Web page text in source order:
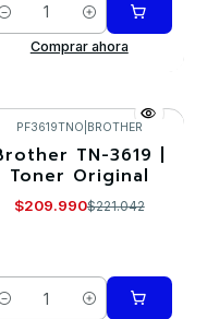
Comprar ahora
-5%
PF3619TNO BROTHER
TN-3619 |
Toner Original
$209.990$221.042